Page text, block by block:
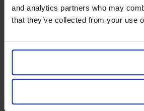
and analytics partners who may
that they’ve collected from your use
Français